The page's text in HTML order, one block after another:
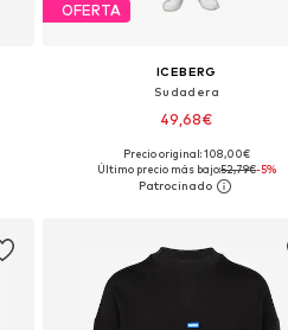
OFERTA
ICEBERG
Sudadera
49,68€
Tallas disponibles: S, M, L, XL, XXL
Añadir a la cesta
Precio original: 108,00€
Último precio más bajo:52,79€-5%